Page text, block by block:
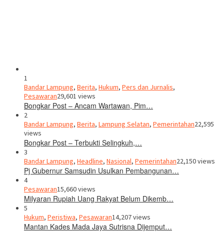
1
Bandar Lampung, Berita, Hukum, Pers dan Jurnalis,
Pesawaran29,601 views
Bongkar Post – Ancam Wartawan, Pim…
2
Bandar Lampung, Berita, Lampung Selatan, Pemerintahan22,595
views
Bongkar Post – Terbukti Selingkuh,…
3
Bandar Lampung, Headline, Nasional, Pemerintahan22,150 views
Pj Gubernur Samsudin Usulkan Pembangunan…
4
Pesawaran15,660 views
Milyaran Rupiah Uang Rakyat Belum Dikemb…
5
Hukum, Peristiwa, Pesawaran14,207 views
Mantan Kades Mada Jaya Sutrisna Dijemput…